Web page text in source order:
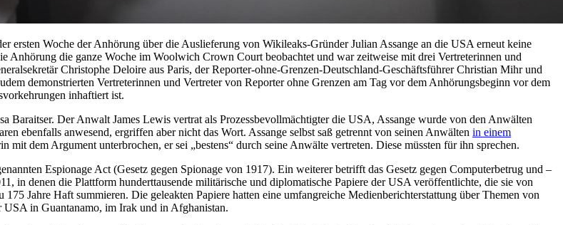
ersten Woche der Anhörung über die Auslieferung von Wikileaks-Gründer Julian Assange an die USA erneut keine
Anhörung die ganze Woche im Woolwich Crown Court beobachtet und war zeitweise mit drei Vertreterinnen und
Christophe Deloire aus Paris, der Reporter-ohne-Grenzen-Deutschland-Geschäftsführer Christian Mihr und
demonstrierten Vertreterinnen und Vertreter von Reporter ohne Grenzen am Tag vor dem Anhörungsbeginn vor dem
inhaftiert ist.
Baraitser. Der Anwalt James Lewis vertrat als Prozessbevollmächtigter die USA, Assange wurde von den Anwälten
ebenfalls anwesend, ergriffen aber nicht das Wort. Assange selbst saß getrennt von seinen Anwälten in einem
dem Argument unterbrochen, er sei „bestens“ durch seine Anwälte vertreten. Diese müssten für ihn sprechen.
Espionage Act (Gesetz gegen Spionage von 1917). Ein weiterer betrifft das Gesetz gegen Computerbetrug und –
in denen die Plattform hunderttausende militärische und diplomatische Papiere der USA veröffentlichte, die sie von
Jahre Haft summieren. Die geleakten Papiere hatten eine umfangreiche Medienberichterstattung über Themen von
USA in Guantanamo, im Irak und in Afghanistan.